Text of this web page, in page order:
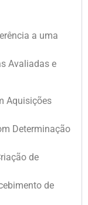
a uma
Avaliadas e
Aquisições
Determinação
de
de